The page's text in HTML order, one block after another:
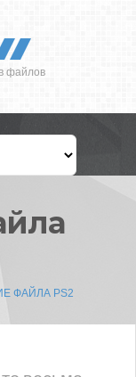
файлов
ФАЙЛА PS2